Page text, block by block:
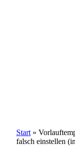
Start »
falsch einstellen